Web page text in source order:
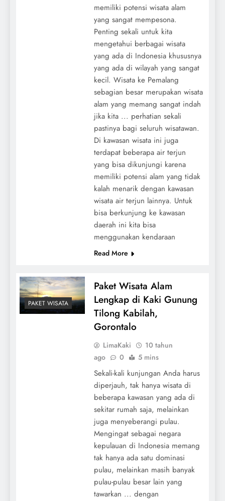
memiliki potensi wisata alam
yang sangat mempesona.
Penting sekali untuk kita
mengetahui berbagai wisata
yang ada di Indonesia khususnya
yang ada di wilayah yang sangat
kecil. Wisata ke Pemalang
sebagian besar merupakan wisata
alam yang memang sangat indah
jika kita ... perhatian sekali
pastinya bagi seluruh wisatawan.
Di kawasan wisata ini juga
terdapat beberapa air terjun
yang bisa dikunjungi karena
memiliki potensi alam yang tidak
kalah menarik dengan kawasan
wisata air terjun lainnya. Untuk
bisa berkunjung ke kawasan
daerah ini kita bisa
menggunakan kendaraan
Read More
PAKET WISATA
Paket Wisata Alam
Lengkap di Kaki Gunung
Tilong Kabilah,
Gorontalo
LimaKaki
10 tahun
ago
0 5 mins
Sekali-kali kunjungan Anda harus
diperjauh, tak hanya wisata di
beberapa kawasan yang ada di
sekitar rumah saja, melainkan
juga menyeberangi pulau.
Mengingat sebagai negara
kepulauan di Indonesia memang
tak hanya ada satu dominasi
pulau, melainkan masih banyak
pulau-pulau besar lain yang
tawarkan ... dengan